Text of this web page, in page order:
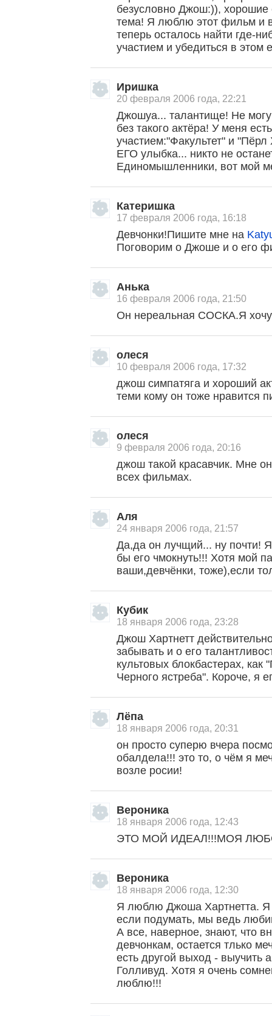
безусловно Джош:)), хорошие
тема! Я люблю этот фильм и
теперь осталось найти где-
участием и убедиться в этом
Иришка
20 февраля 2006 года, 22:21
Джошуа... талантище! Не
без такого актёра! У меня
участием:"Факультет" и
ЕГО улыбка... никто не
Единомышленники, вот мой
Катеришка
17 февраля 2006 года, 16:18
Девчонки!Пишите мне на
Поговорим о Джоше и о его
Анька
16 февраля 2006 года, 21:50
Он нереальная СОСКА.Я хочу
олеся
10 февраля 2006 года, 17:32
джош симпатяга и хороший
теми кому он тоже нравится
олеся
9 февраля 2006 года, 20:16
джош такой красавчик. Мне
всех фильмах.
Аля
24 января 2006 года, 21:57
Да,да он лучщий... ну почти!
бы его чмокнуть!!! Хотя мой
ваши,девчёнки, тоже),если
Кубик
18 января 2006 года, 23:28
Джош Хартнетт
забывать и о его
культовых блокбастерах,
Черного ястреба". Короче, я
Лёпа
18 января 2006 года, 20:31
он просто суперю вчера
обалдела!!! это то, о чём я
возле росии!
Вероника
18 января 2006 года, 12:43
ЭТО МОЙ ИДЕАЛ!!!МОЯ
Вероника
18 января 2006 года, 12:30
Я люблю Джоша Хартнетта. Я
если подумать, мы ведь
А все, наверное, знают, что
девчонкам, остается тлько
есть другой выход - выучить
Голливуд. Хотя я очень
люблю!!!